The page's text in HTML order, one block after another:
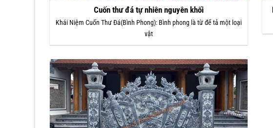
Cuốn thư đá tự nhiên nguyên khối
Khái Niệm Cuốn Thư Đá(Bình Phong): Bình phong là từ để tả một loại
vật